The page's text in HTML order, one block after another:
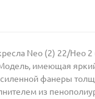
Neo (2) 22/Нео 2
имеющая
фанеры
из